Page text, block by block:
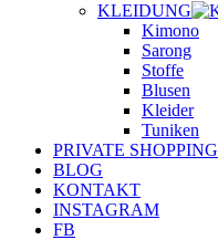
KLEIDUNG
Kimono
Sarong
Stoffe
Blusen
Kleider
Tuniken
PRIVATE SHOPPING
BLOG
KONTAKT
INSTAGRAM
FB